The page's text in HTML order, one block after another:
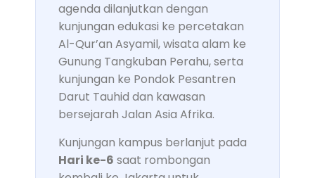
agenda dilanjutkan dengan
kunjungan edukasi ke percetakan
Al-Qur’an Asyamil, wisata alam ke
Gunung Tangkuban Perahu, serta
kunjungan ke Pondok Pesantren
Darut Tauhid dan kawasan
bersejarah Jalan Asia Afrika.
Kunjungan kampus berlanjut pada
Hari ke-6 saat rombongan